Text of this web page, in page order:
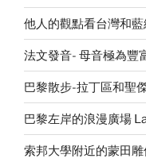
他人的觀點看台灣和藍
法文發音- 母音極為豐
巴黎散步-拉丁區和聖
巴黎左岸的浪漫廣場
索邦大學附近的蒙田雕